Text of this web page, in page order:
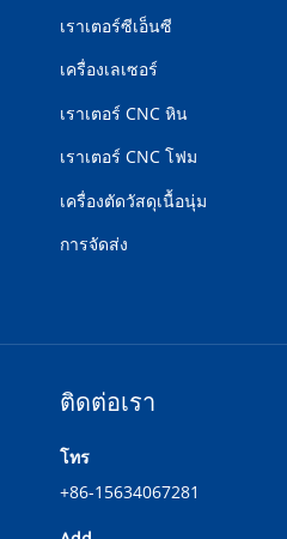
เราเตอร์ซีเอ็นซี
เครื่องเลเซอร์
เราเตอร์ CNC หิน
เราเตอร์ CNC โฟม
เครื่องตัดวัสดุเนื้อนุ่ม
การจัดส่ง
ติดต่อเรา
โทร
+86-15634067281